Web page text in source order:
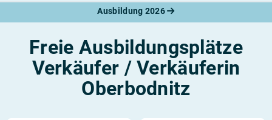
Ausbildung 2026
Freie Ausbildungsplätze
Verkäufer / Verkäuferin
Oberbodnitz